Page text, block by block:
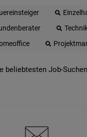
beliebtesten Job-